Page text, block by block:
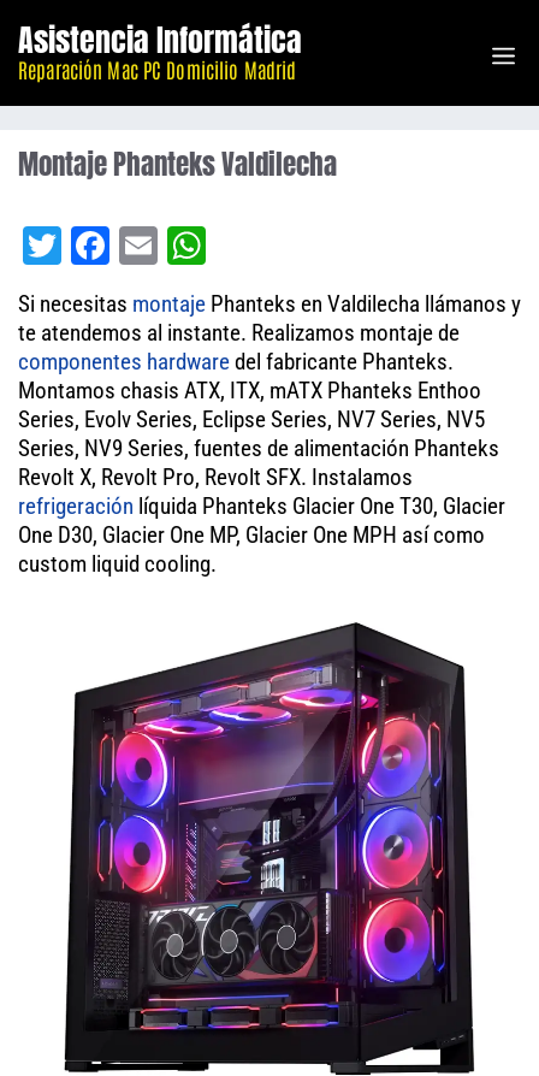
contenido
Asistencia Informática
Reparación Mac PC Domicilio Madrid
Montaje Phanteks Valdilecha
T
tt
er
Fa
bo
ok
E
ail
ha
ts
A
pp
Si necesitas montaje Phanteks en Valdilecha llámanos y
te atendemos al instante. Realizamos montaje de
componentes hardwaredel fabricante Phanteks.
Montamos chasis ATX, ITX, mATX Phanteks Enthoo
Series, Evolv Series, Eclipse Series, NV7 Series, NV5
Series, NV9 Series, fuentes de alimentación Phanteks
Revolt X, Revolt Pro, Revolt SFX. Instalamos
refrigeración líquida Phanteks Glacier One T30, Glacier
One D30, Glacier One MP, Glacier One MPH así como
custom liquid cooling.